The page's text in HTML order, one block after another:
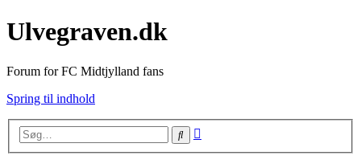
Ulvegraven.dk
Forum for FC Midtjylland fans
Spring til indhold
Søg